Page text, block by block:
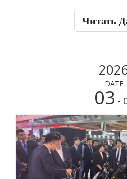
Читать
DATE
03 -